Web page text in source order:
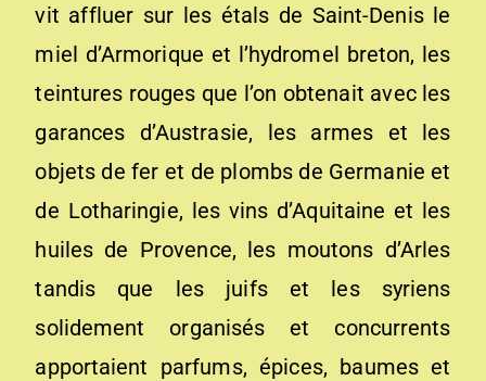
vit affluer sur les étals de Saint-Denis le
miel d’Armorique et l’hydromel breton, les
teintures rouges que l’on obtenait avec les
garances d’Austrasie, les armes et les
objets de fer et de plombs de Germanie et
de Lotharingie, les vins d’Aquitaine et les
huiles de Provence, les moutons d’Arles
tandis que les juifs et les syriens
solidement organisés et concurrents
apportaient parfums, épices, baumes et